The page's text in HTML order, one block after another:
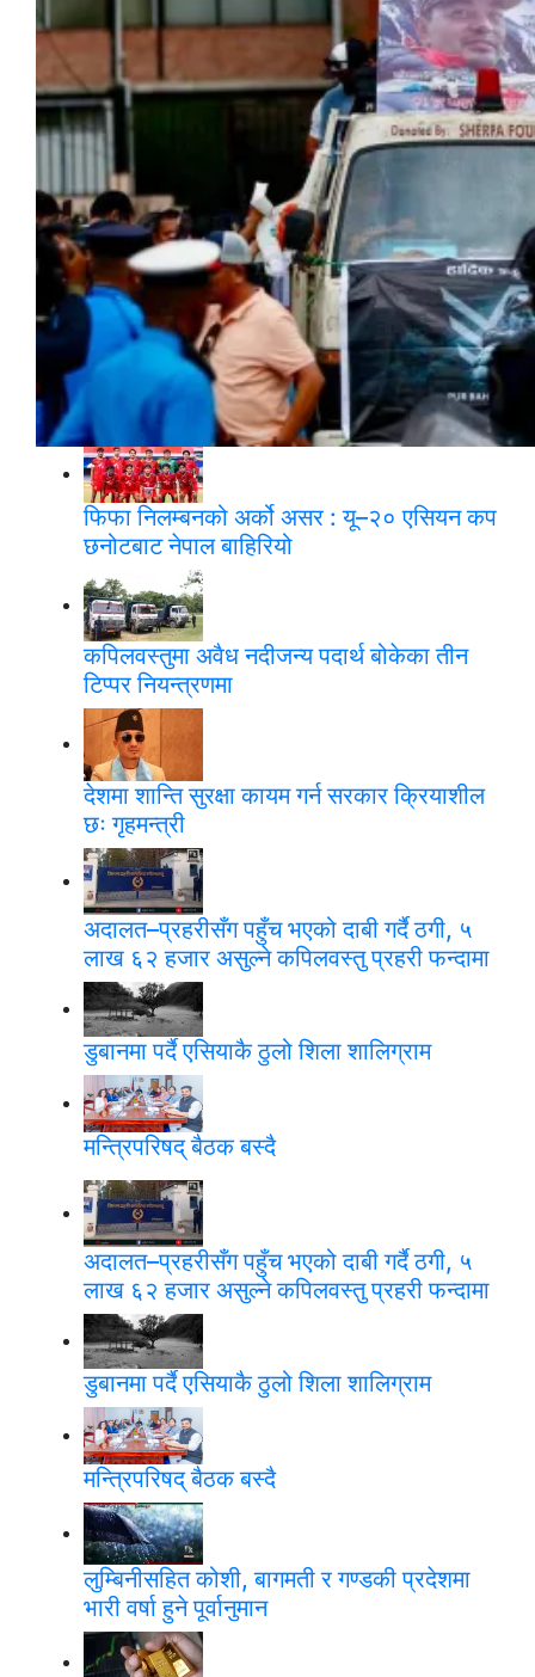
ब्रोड पिक आरोहणका क्रममा हिमपहिरोमा परी निधन
भएका युक्तको शव ल्याइयो
फिफा निलम्बनको अर्को असर : यू–२० एसियन कप
छनोटबाट नेपाल बाहिरियो
कपिलवस्तुमा अवैध नदीजन्य पदार्थ बोकेका तीन
टिप्पर नियन्त्रणमा
देशमा शान्ति सुरक्षा कायम गर्न सरकार क्रियाशील
छः गृहमन्त्री
अदालत–प्रहरीसँग पहुँच भएको दाबी गर्दै ठगी, ५
लाख ६२ हजार असुल्ने कपिलवस्तु प्रहरी फन्दामा
डुबानमा पर्दै एसियाकै ठुलो शिला शालिग्राम
मन्त्रिपरिषद् बैठक बस्दै
अदालत–प्रहरीसँग पहुँच भएको दाबी गर्दै ठगी, ५
लाख ६२ हजार असुल्ने कपिलवस्तु प्रहरी फन्दामा
डुबानमा पर्दै एसियाकै ठुलो शिला शालिग्राम
मन्त्रिपरिषद् बैठक बस्दै
लुम्बिनीसहित कोशी, बागमती र गण्डकी प्रदेशमा
भारी वर्षा हुने पूर्वानुमान